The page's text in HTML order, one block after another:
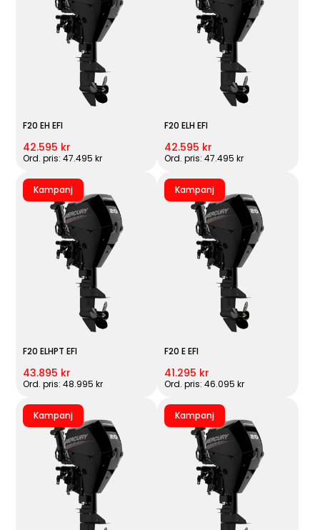
F20 EH EFI
42.595 kr
Ord. pris: 47.495 kr
F20 ELH EFI
42.595 kr
Ord. pris: 47.495 kr
Kampanj
F20 ELHPT EFI
43.895 kr
Ord. pris: 48.995 kr
Kampanj
F20 E EFI
41.295 kr
Ord. pris: 46.095 kr
Kampanj Kampanj